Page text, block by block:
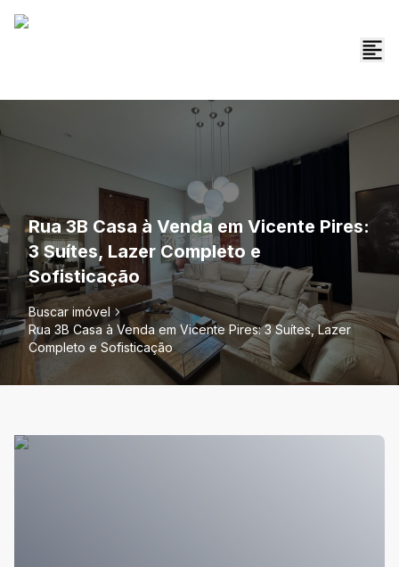
Rua 3B Casa à Venda em Vicente Pires:
3 Suítes, Lazer Completo e
Sofisticação
Buscar imóvel
Rua 3B Casa à Venda em Vicente Pires: 3 Suítes, Lazer
Completo e Sofisticação